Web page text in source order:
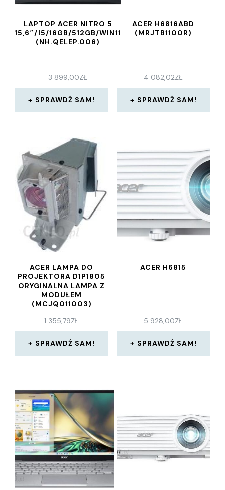
LAPTOP ACER NITRO 5
15,6″/I5/16GB/512GB/WIN11
(NH.QELEP.006)
3 899,00ZŁ
SPRAWDŹ SAM!
ACER H6816ABD
(MRJTB1100R)
4 082,02ZŁ
SPRAWDŹ SAM!
ACER LAMPA DO
PROJEKTORA D1P1805
ORYGINALNA LAMPA Z
MODUŁEM
(MCJQ011003)
1 355,79ZŁ
SPRAWDŹ SAM!
ACER H6815
5 928,00ZŁ
SPRAWDŹ SAM!